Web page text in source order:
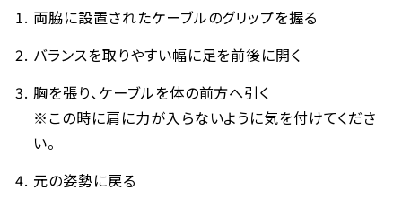
両脇に設置されたケーブルのグリップを握る
バランスを取りやすい幅に足を前後に開く
胸を張り、ケーブルを体の前方へ引く
※この時に肩に力が入らないように気を付けてくださ
い。
元の姿勢に戻る